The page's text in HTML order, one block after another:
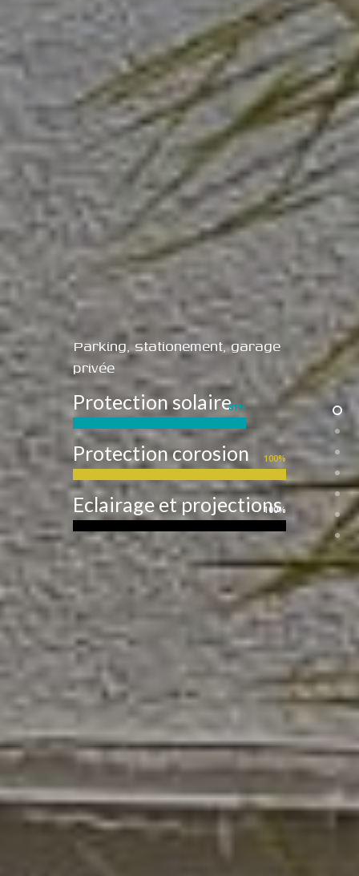
Parking, stationement, garage
privée
Protection solaire81%
Protection corosion 100%
Eclairage et projections
100%